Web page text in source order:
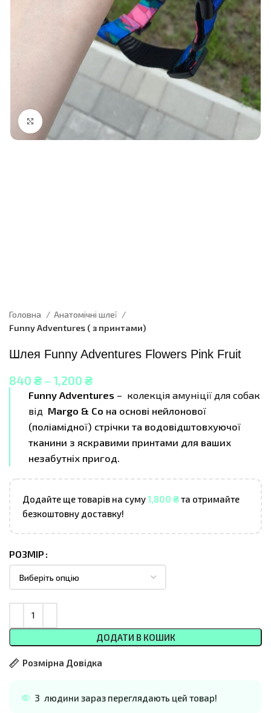
Click to enlarge
Головна
Анатомічні шлеї
Funny Adventures ( з принтами)
Шлея Funny Adventures Flowers Pink Fruit
840 ₴ – 1,200 ₴
Funny Adventures – колекція амуніції для собак
від Margo & Co на основі нейлонової
(поліамідної) стрічки та водовідштовхуючої
тканини з яскравими принтами для ваших
незабутніх пригод.
Додайте ще товарів на суму1,800 ₴та отримайте
безкоштовну доставку!
РОЗМІР
ДОДАТИ В КОШИК
Розмірна Довідка
3 людини зараз переглядають цей товар!